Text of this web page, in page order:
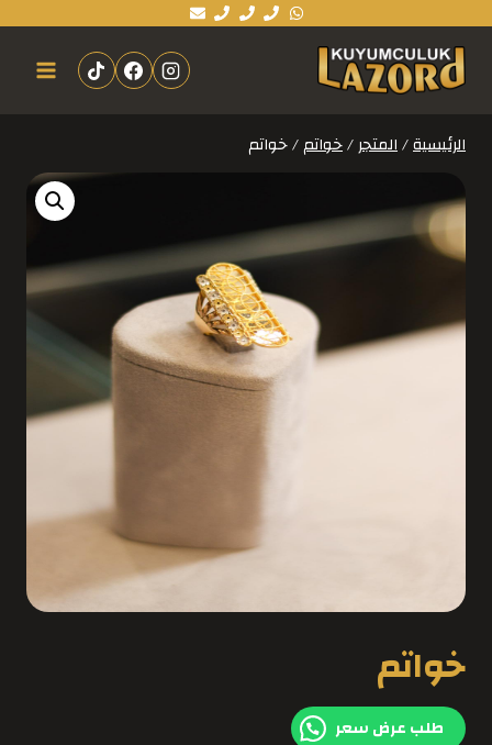
الرئيسية/المتجر/خواتم/خواتم
خواتم
طلب عرض سعر